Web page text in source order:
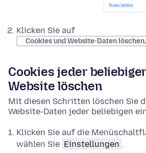
Klicken Sie auf
Cookies und Website-Daten
Cookies jeder
Website löschen
Mit diesen Schritten löschen Sie
Website-Daten jeder beliebigen
Klicken Sie auf die
wählen Sie Einstellungen .